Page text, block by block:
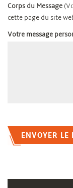
Corps du Message
cette page du site
Votre message
ENVOYER LE